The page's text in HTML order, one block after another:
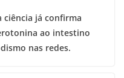
já confirma
ao intestino
nas redes.